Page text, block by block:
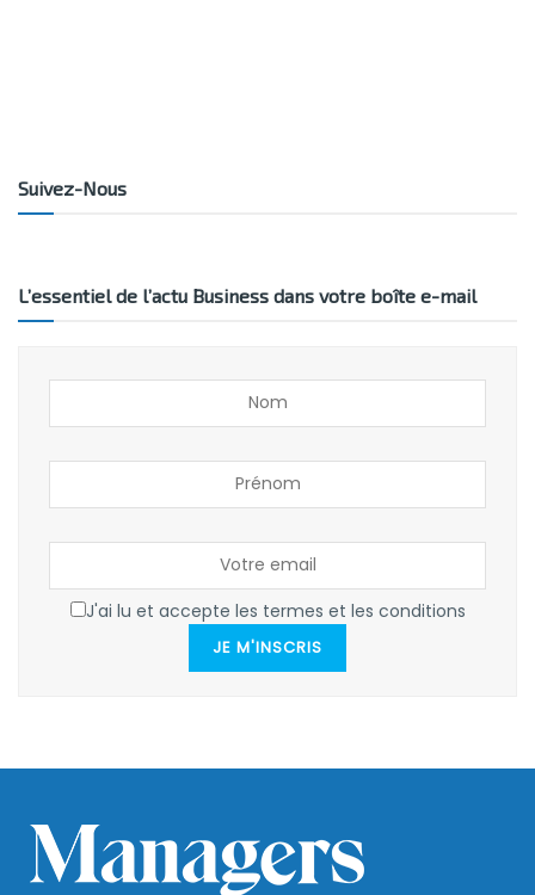
Suivez-Nous
L’essentiel de l’actu Business dans votre boîte e-mail
J'ai lu et accepte les termes et les conditions
JE M'INSCRIS